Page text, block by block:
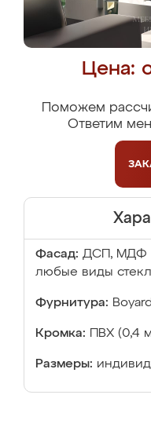
Цена:
Поможем
Ответим
Фасад: ДСП, МДФ
любые виды
Фурнитура:
Кромка: ПВХ (0,4
Размеры: